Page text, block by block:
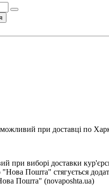
при доставці по
при виборі доставки
Пошта" стягується
Пошта" (novaposhta.ua)